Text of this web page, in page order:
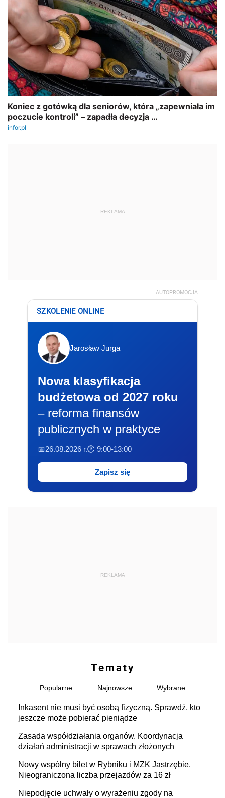
REKLAMA
AUTOPROMOCJA
SZKOLENIE ONLINE
Jarosław Jurga
Nowa klasyfikacja
budżetowa od 2027 roku
– reforma finansów
publicznych w praktyce
📅26.08.2026 r.🕐 9:00-13:00
Zapisz się
REKLAMA
Tematy
Popularne Najnowsze Wybrane
Inkasent nie musi być osobą fizyczną. Sprawdź, kto
jeszcze może pobierać pieniądze
Zasada współdziałania organów. Koordynacja
działań administracji w sprawach złożonych
Nowy wspólny bilet w Rybniku i MZK Jastrzębie.
Nieograniczona liczba przejazdów za 16 zł
Niepodjęcie uchwały o wyrażeniu zgody na